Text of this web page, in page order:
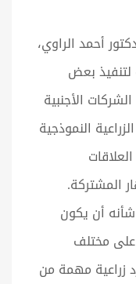
أحمد الراوي،
لتنفيذ بعض
الأجنبية
النموذجية
المشتركة.
أن يكون
مختلف
زراعية مهمة من